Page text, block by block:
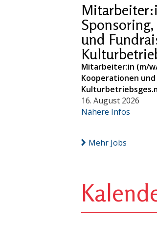
und
Mitarbeiter:in (m/
Kooperationen
16. August 2026
Nähere Infos
Mehr Jobs